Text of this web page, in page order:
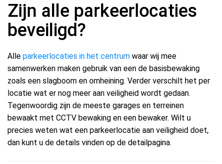
Zijn alle parkeerlocaties
beveiligd?
Alle parkeerlocaties in het centrum waar wij mee
samenwerken maken gebruik van een de basisbewaking
zoals een slagboom en omheining. Verder verschilt het per
locatie wat er nog meer aan veiligheid wordt gedaan.
Tegenwoordig zijn de meeste garages en terreinen
bewaakt met CCTV bewaking en een bewaker. Wilt u
precies weten wat een parkeerlocatie aan veiligheid doet,
dan kunt u de details vinden op de detailpagina.